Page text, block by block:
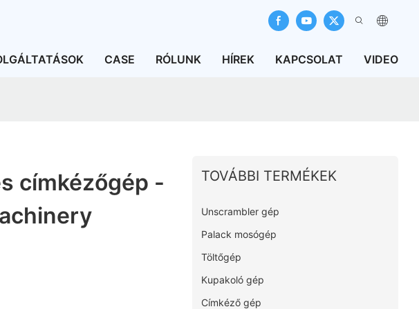
CASE RÓLUNK HÍREK KAPCSOLAT VIDEO
címkézőgép -
TOVÁBBI TERMÉKEK
Unscrambler gép
Palack mosógép
Töltőgép
Kupakoló gép
Címkéző gép